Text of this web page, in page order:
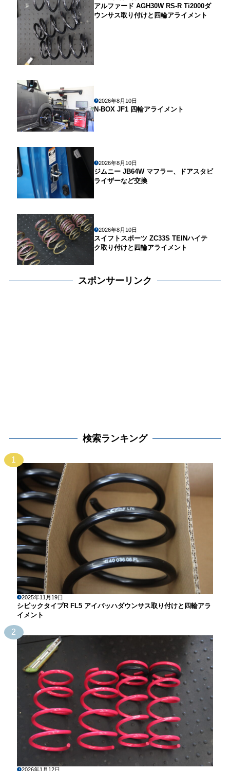
アルファード AGH30W RS-R Ti2000ダ
ウンサス取り付けと四輪アライメント
2026年8月10日
N-BOX JF1 四輪アライメント
2026年8月10日
ジムニー JB64W マフラー、ドアスタビ
ライザーなど交換
2026年8月10日
スイフトスポーツ ZC33S TEINハイテ
ク取り付けと四輪アライメント
スポンサーリンク
検索ランキング
1
2025年11月19日
シビックタイプR FL5 アイバッハダウンサス取り付けと四輪アラ
イメント
2
2026年1月12日